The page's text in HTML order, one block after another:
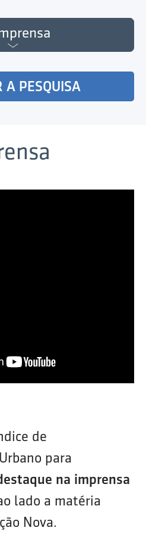
A PESQUISA
de
para
na imprensa
lado a matéria
Nova.